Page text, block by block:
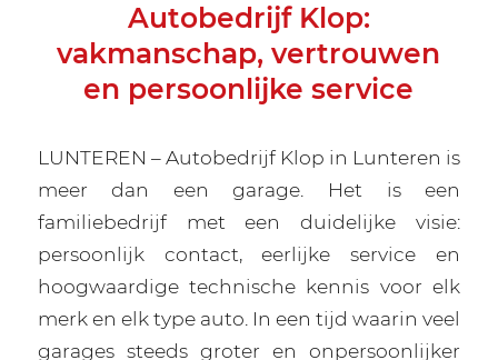
Autobedrijf Klop:
vakmanschap, vertrouwen
en persoonlijke service
LUNTEREN – Autobedrijf Klop in Lunteren is
meer dan een garage. Het is een
familiebedrijf met een duidelijke visie:
persoonlijk contact, eerlijke service en
hoogwaardige technische kennis voor elk
merk en elk type auto. In een tijd waarin veel
garages steeds groter en onpersoonlijker